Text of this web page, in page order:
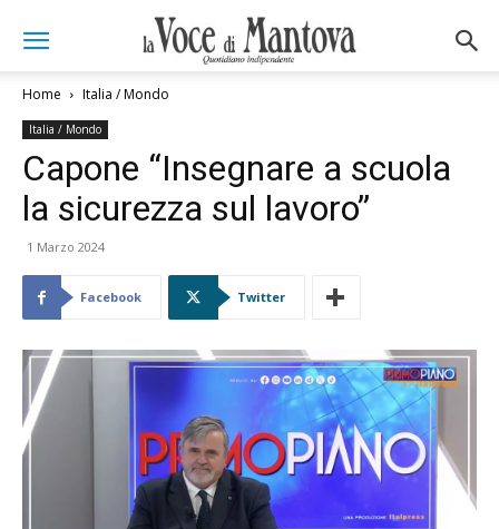
Home Italia / Mondo
Italia / Mondo
Capone “Insegnare a scuola
la sicurezza sul lavoro”
1 Marzo 2024
Facebook Twitter